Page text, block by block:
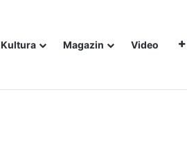
Kultura Magazin Video